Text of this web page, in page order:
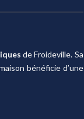
de Froideville. Sa
bénéficie d’une